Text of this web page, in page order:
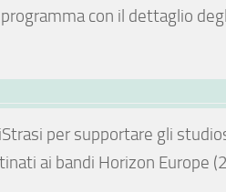
con il dettaglio
per supportare gli
ai bandi Horizon Europe